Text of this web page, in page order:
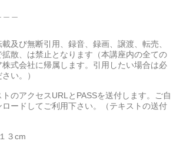
載及び無断引用、録音、録画、譲渡、転売、
散、は禁止となります（本講座内の全ての
式会社に帰属します。引用したい場合は必
い。）
トのアクセスURLとPASSを送付します。ご自
ードしてご利用下さい。（テキストの送付
３cm